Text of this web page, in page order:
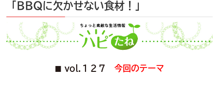
「BBQに欠かせない食材！」
vol.１２７ 今回のテーマ